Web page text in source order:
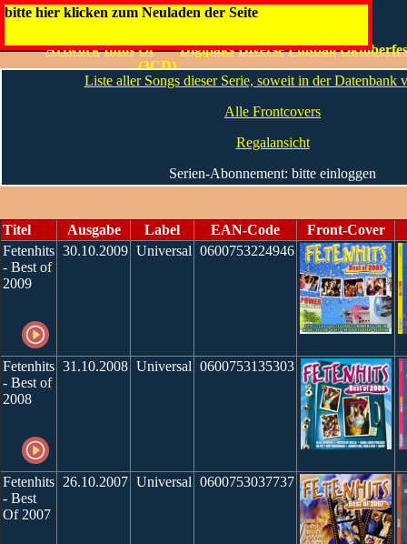
bitte hier klicken zum Neuladen der Seite
Artwork Infos Of
(3CD)
Digipaks Diverse Fußball
Liste aller Songs dieser Serie, soweit in der Datenbank
Alle Frontcovers
Regalansicht
Serien-Abonnement: bitte einloggen
Titel Ausgabe Label EAN-Code
Front-Cover
Fetenhits
- Best of
2009
30.10.2009 Universal 0600753224946
Fetenhits
- Best of
2008
31.10.2008 Universal 0600753135303
Fetenhits
- Best
Of 2007
26.10.2007 Universal 0600753037737